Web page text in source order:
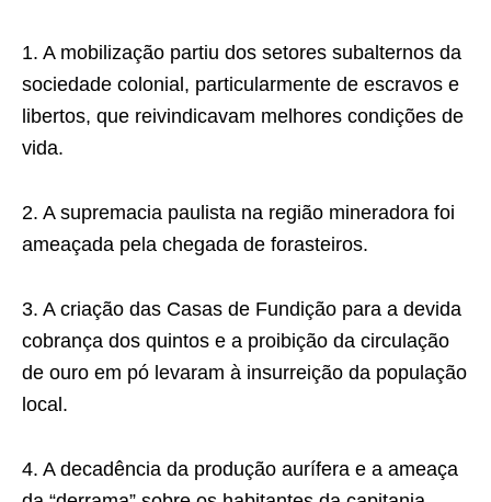
1. A mobilização partiu dos setores subalternos da
sociedade colonial, particularmente de escravos e
libertos, que reivindicavam melhores condições de
vida.
2. A supremacia paulista na região mineradora foi
ameaçada pela chegada de forasteiros.
3. A criação das Casas de Fundição para a devida
cobrança dos quintos e a proibição da circulação
de ouro em pó levaram à insurreição da população
local.
4. A decadência da produção aurífera e a ameaça